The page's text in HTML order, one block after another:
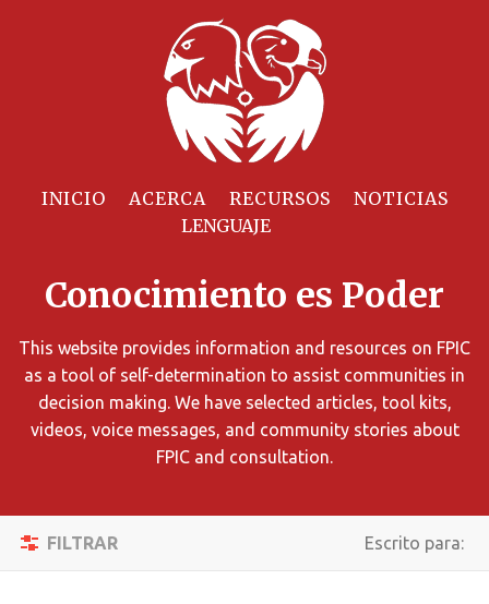
INICIO ACERCA RECURSOS NOTICIAS
Conocimiento es Poder
This website provides information and resources on FPIC
as a tool of self-determination to assist communities in
decision making. We have selected articles, tool kits,
videos, voice messages, and community stories about
FPIC and consultation.
FILTRAR
Activar/
Navegación
Escrito para:
los
de
búsqueda
utilizando
diversos
Filtrar
Reiniciar